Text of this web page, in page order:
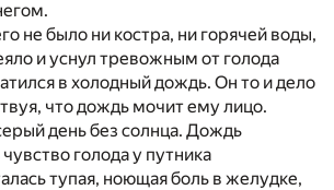
не было ни костра, ни горячей воды,
и уснул тревожным от голода
в холодный дождь. Он то и дело
что дождь мочит ему лицо.
день без солнца. Дождь
голода у путника
тупая, ноющая боль в желудке,